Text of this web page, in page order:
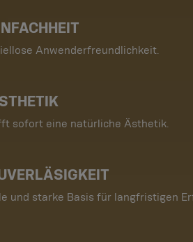
Anwenderfreundlichkeit.
sofort eine natürliche Ästhetik.
und starke Basis für langfristigen